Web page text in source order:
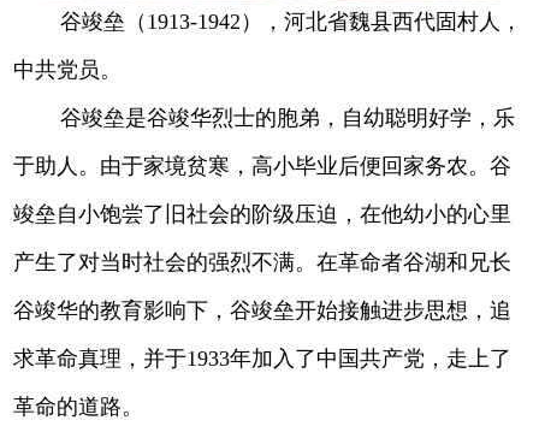
谷竣垒（1913-1942），河北省魏县西代固村人，
中共党员。
谷竣垒是谷竣华烈士的胞弟，自幼聪明好学，乐
于助人。由于家境贫寒，高小毕业后便回家务农。谷
竣垒自小饱尝了旧社会的阶级压迫，在他幼小的心里
产生了对当时社会的强烈不满。在革命者谷湖和兄长
谷竣华的教育影响下，谷竣垒开始接触进步思想，追
求革命真理，并于1933年加入了中国共产党，走上了
革命的道路。